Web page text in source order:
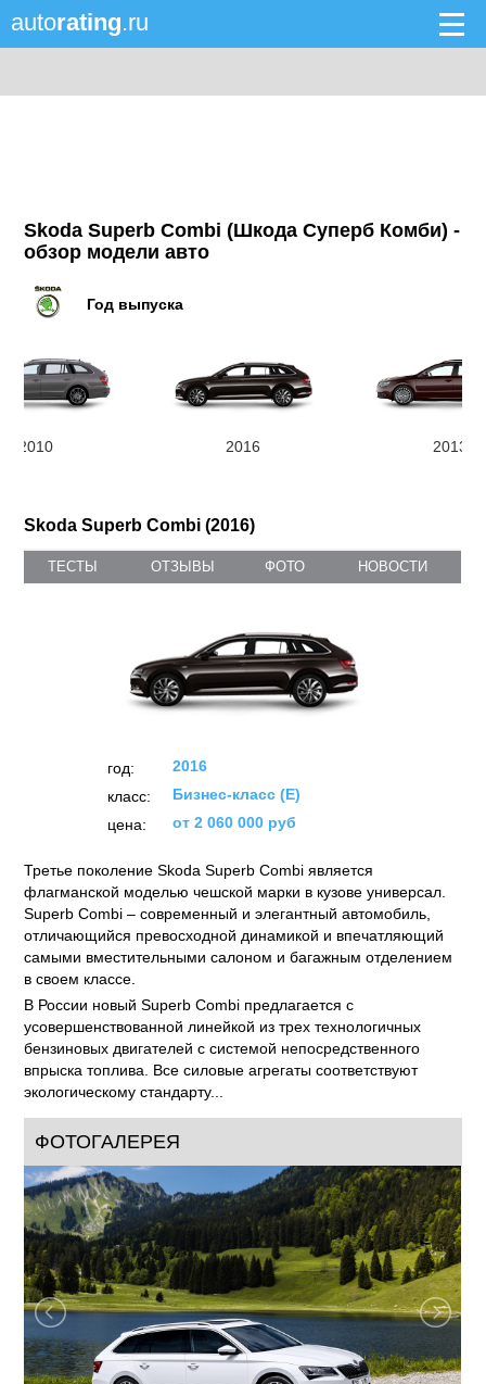
autorating.ru
Skoda Superb Combi (Шкода Суперб Комби) -
обзор модели авто
Год выпуска
2010 2016 2013
Skoda Superb Combi (2016)
ТЕСТЫ ОТЗЫВЫ ФОТО НОВОСТИ
год:
2016
класс:
Бизнес-класс (E)
цена:
от 2 060 000 руб
Третье поколение Skoda Superb Combi является
флагманской моделью чешской марки в кузове универсал.
Superb Combi – современный и элегантный автомобиль,
отличающийся превосходной динамикой и впечатляющий
самыми вместительными салоном и багажным отделением
в своем классе.
В России новый Superb Combi предлагается с
усовершенствованной линейкой из трех технологичных
бензиновых двигателей с системой непосредственного
впрыска топлива. Все силовые агрегаты соответствуют
экологическому стандарту...
ФОТОГАЛЕРЕЯ